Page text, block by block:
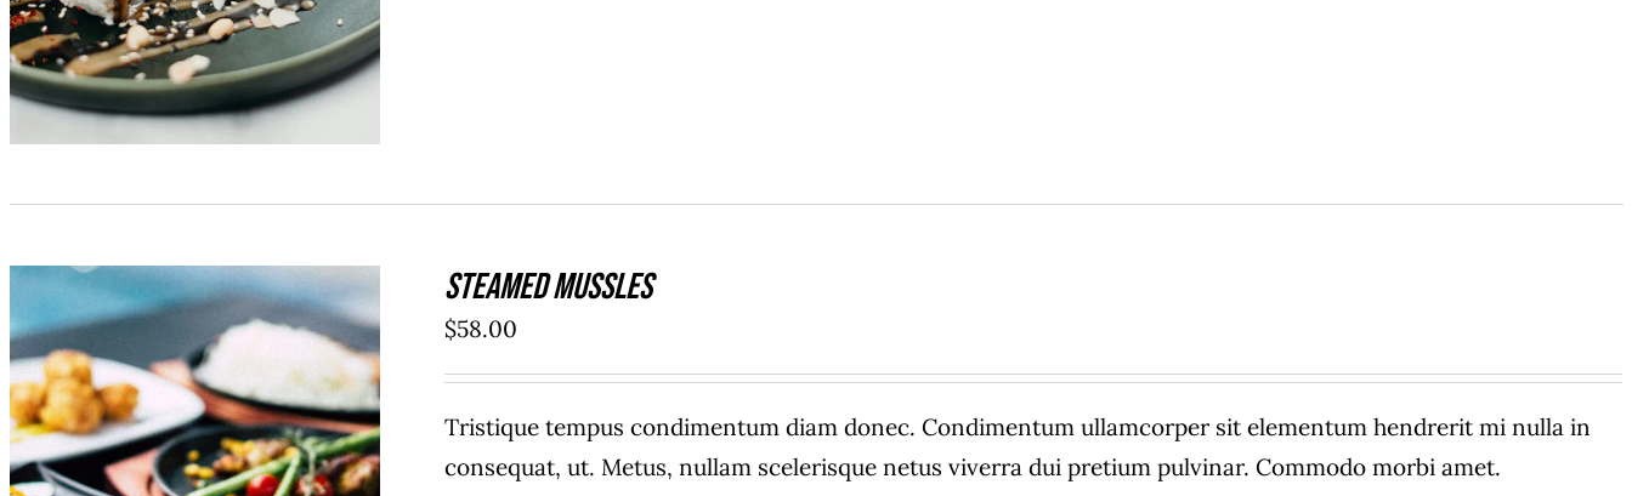
AÑADIR AL CARRITO / DETAILS
Steamed Mussles
$58.00
Tristique tempus condimentum diam donec. Condimentum ullamcorper sit elementum hendrerit mi nulla in
consequat, ut. Metus, nullam scelerisque netus viverra dui pretium pulvinar. Commodo morbi amet.